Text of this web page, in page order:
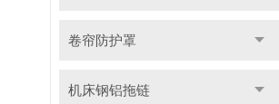
卷帘防护罩
机床钢铝拖链